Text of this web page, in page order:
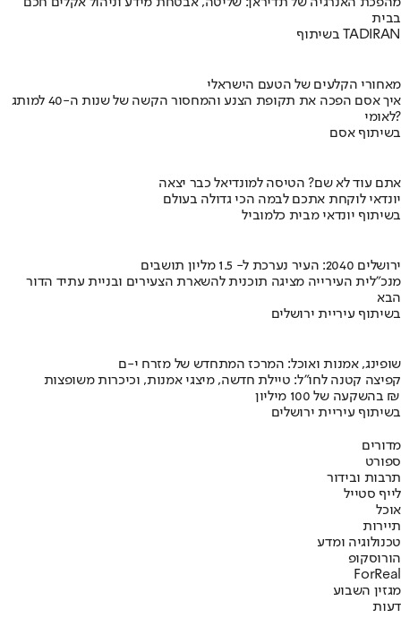
בבית
בשיתוף TADIRAN
מאחורי הקלעים של הטעם הישראלי
איך אסם הפכה את תקופת הצנע והמחסור הקשה של שנות ה-40 למותג
לאומי?
בשיתוף אסם
אתם עוד לא שם? הטיסה למונדיאל כבר יצאה
יונדאי לוקחת אתכם לבמה הכי גדולה בעולם
בשיתוף יונדאי מבית כלמוביל
ירושלים 2040: העיר נערכת ל- 1.5 מליון תושבים
מנכ"לית העירייה מציגה תוכנית להשארת הצעירים ובניית עתיד הדור
הבא
בשיתוף עיריית ירושלים
שופינג, אמנות ואוכל: המרכז המתחדש של מזרח י-ם
קפיצה קטנה לחו"ל: טיילת חדשה, מיצגי אמנות, וכיכרות משופצות
בהשקעה של 100 מיליון ₪
בשיתוף עיריית ירושלים
מדורים
ספורט
תרבות ובידור
לייף סטייל
אוכל
תיירות
טכנולוגיה ומדע
הורוסקופ
ForReal
מגזין השבוע
דעות